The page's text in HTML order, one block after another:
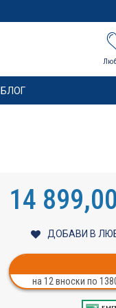
БЛОГ
14
ДОБАВИ В
на 12 вноски по